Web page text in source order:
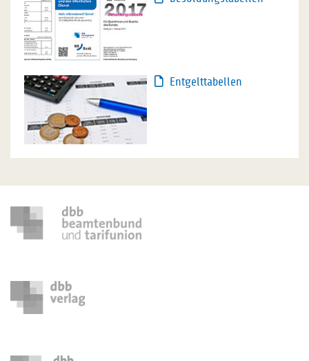
Entgelttabellen